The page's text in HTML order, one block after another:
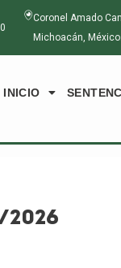
Coronel Amado
Michoacán, México.
INICIO
2026